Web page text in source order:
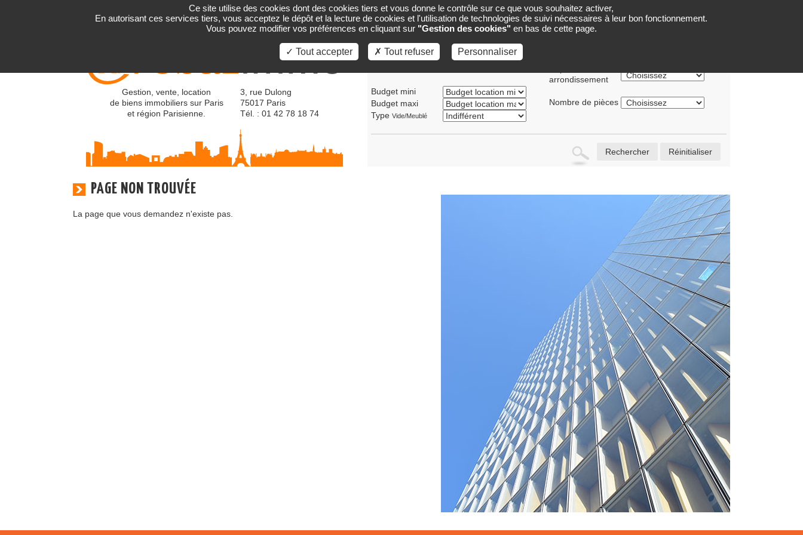
ACCUEIL GESTION CARTE VENTES LOCATIONS PARTENAIRES QUI SOMMES NOUS ?
Gestion, vente, location
de biens immobiliers sur Paris
et région Parisienne.
3, rue Dulong
75017 Paris
Tél. : 01 42 78 18 74
Budget mini
Budget maxi
Type Vide/Meublé
arrondissement
Nombre de pièces
Rechercher Réinitialiser
PAGE NON TROUVÉE
La page que vous demandez n'existe pas.
Ce site utilise des cookies dont des cookies tiers et vous donne le contrôle sur ce que vous souhaitez activer,
En autorisant ces services tiers, vous acceptez le dépôt et la lecture de cookies et l'utilisation de technologies de suivi nécessaires à leur bon fonctionnement.
Vous pouvez modifier vos préférences en cliquant sur "Gestion des cookies" en bas de cette page.
✓ Tout accepter ✗ Tout refuser Personnaliser